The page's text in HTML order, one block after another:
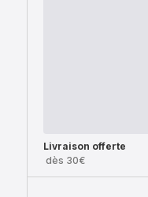
Livraison offerte
dès 30€